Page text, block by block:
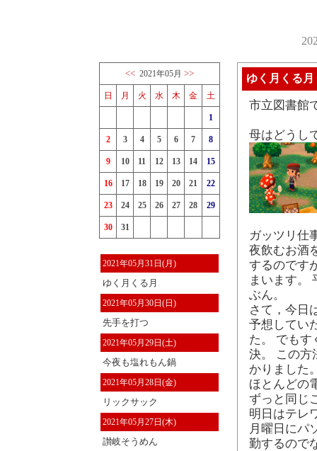
<< 2021年05月 >>
日 月 火 水 木 金 土
1
2 3 4 5 6 7 8
9 10 11 12 13 14 15
16 17 18 19 20 21 22
23 24 25 26 27 28 29
30 31
2021年05月31日(月)
ゆく月くる月
2021年05月30日(日)
先手を打つ
2021年05月29日(土)
今夜も塩れもん鍋
2021年05月28日(金)
リックサック
2021年05月27日(木)
讃岐そうめん
ゆく月くる月
市立図書館
母はどうし
ガッツリ仕
夜飲むお酒
するのです
まいます。
ぶん。
さて，今日
予想してい
た。 でもす
決。 この
かりました
ほとんどの
ずっと同じ
明日はテレ
月曜日にパ
勤するので